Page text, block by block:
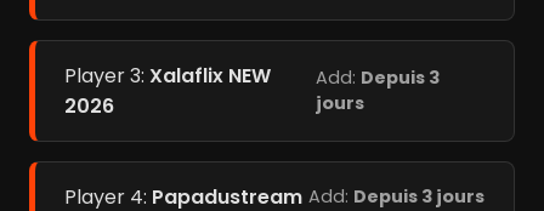
Player 3: Xalaflix NEW
2026
Add: Depuis 3
jours
Player 4: Papadustream Add: Depuis 3 jours